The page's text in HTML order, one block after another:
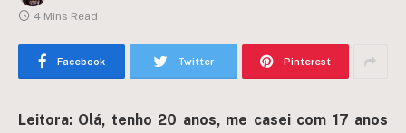
4 Mins Read
Facebook Twitter Pinterest
Leitora: Olá, tenho 20 anos, me casei com 17 anos